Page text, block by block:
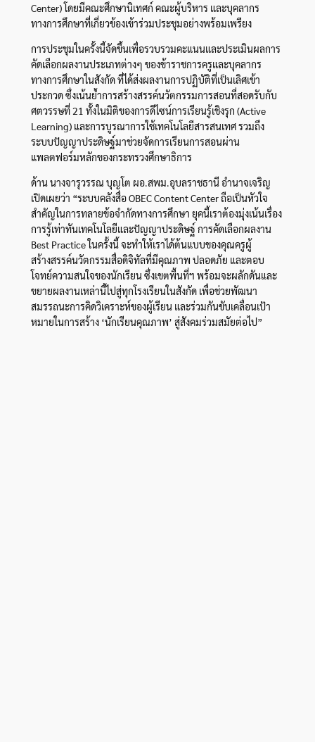
Center) โดยมีคณะศึกษานิเทศก์ คณะผู้บริหาร และบุคลากร
ทางการศึกษาที่เกี่ยวข้องเข้าร่วมประชุมอย่างพร้อมเพรียง
การประชุมในครั้งนี้จัดขึ้นเพื่อรวบรวมคะแนนและประเมินผลการ
คัดเลือกผลงานประเภทต่างๆ ของข้าราชการครูและบุคลากร
ทางการศึกษาในสังกัด ที่ได้ส่งผลงานการปฏิบัติที่เป็นเลิศเข้า
ประกวด ซึ่งเน้นย้ำการสร้างสรรค์นวัตกรรมการสอนที่สอดรับกับ
ศตวรรษที่ 21 ทั้งในมิติของการดีไซน์การเรียนรู้เชิงรุก (Active
Learning) และการบูรณาการใช้เทคโนโลยีสารสนเทศ รวมถึง
ระบบปัญญาประดิษฐ์มาช่วยจัดการเรียนการสอนผ่าน
แพลตฟอร์มหลักของกระทรวงศึกษาธิการ
ด้าน นางจารุวรรณ บุญโต ผอ.สพม.อุบลราชธานี อำนาจเจริญ
เปิดเผยว่า “ระบบคลังสื่อ OBEC Content Center ถือเป็นหัวใจ
สำคัญในการทลายข้อจำกัดทางการศึกษา ยุคนี้เราต้องมุ่งเน้นเรื่อง
การรู้เท่าทันเทคโนโลยีและปัญญาประดิษฐ์ การคัดเลือกผลงาน
Best Practice ในครั้งนี้ จะทำให้เราได้ต้นแบบของคุณครูผู้
สร้างสรรค์นวัตกรรมสื่อดิจิทัลที่มีคุณภาพ ปลอดภัย และตอบ
โจทย์ความสนใจของนักเรียน ซึ่งเขตพื้นที่ฯ พร้อมจะผลักดันและ
ขยายผลงานเหล่านี้ไปสู่ทุกโรงเรียนในสังกัด เพื่อช่วยพัฒนา
สมรรถนะการคิดวิเคราะห์ของผู้เรียน และร่วมกันขับเคลื่อนเป้า
หมายในการสร้าง ‘นักเรียนคุณภาพ’ สู่สังคมร่วมสมัยต่อไป”